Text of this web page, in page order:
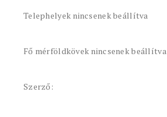
Telephelyek nincsenek beállítva
Fő mérföldkövek nincsenek beállítva
Szerző: